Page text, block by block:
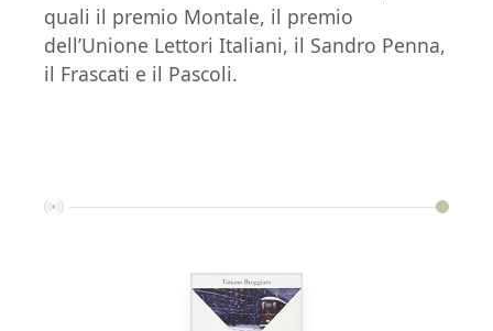
quali il premio Montale, il premio
dell’Unione Lettori Italiani, il Sandro Penna,
il Frascati e il Pascoli.